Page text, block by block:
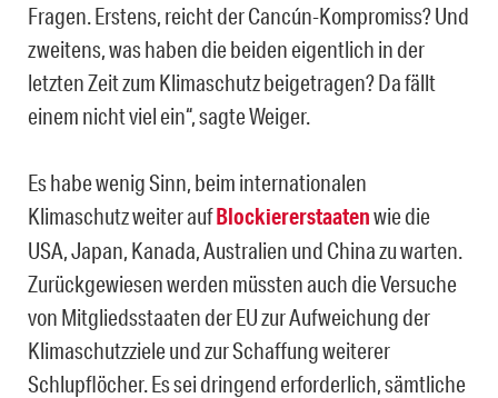
Fragen. Erstens, reicht der Cancún-Kompromiss? Und
zweitens, was haben die beiden eigentlich in der
letzten Zeit zum Klimaschutz beigetragen? Da fällt
einem nicht viel ein“, sagte Weiger.
Es habe wenig Sinn, beim internationalen
Klimaschutz weiter aufBlockiererstaatenwie die
USA, Japan, Kanada, Australien und China zu warten.
Zurückgewiesen werden müssten auch die Versuche
von Mitgliedsstaaten der EU zur Aufweichung der
Klimaschutzziele und zur Schaffung weiterer
Schlupflöcher. Es sei dringend erforderlich, sämtliche